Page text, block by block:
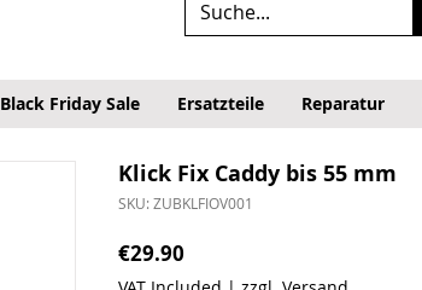
Black Friday Sale Ersatzteile Reparatur
Klick Fix Caddy bis 55 mm
SKU: ZUBKLFIOV001
€29.90Price